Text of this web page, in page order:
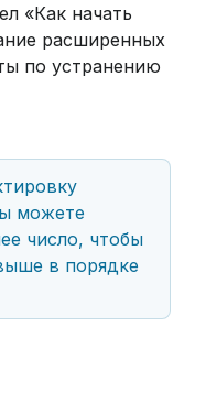
«Как начать
расширенных
по устранению
можете
число, чтобы
в порядке